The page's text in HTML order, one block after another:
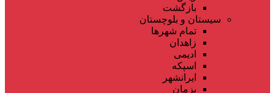
بازگشت
سیستان و بلوچستان
تمام شهر‌ها
زاهدان
ادیمی
اسپکه
ایرانشهر
بزمان